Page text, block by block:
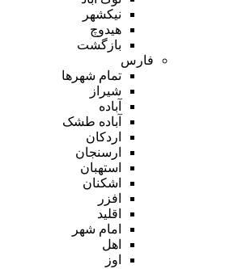
نیکشهر
هیدوچ
بازگشت
فارس
تمام شهر‌ها
شیراز
آباده
آباده طشک
اردکان
ارسنجان
استهبان
اشکنان
افزر
اقلید
امام شهر
اهل
اوز